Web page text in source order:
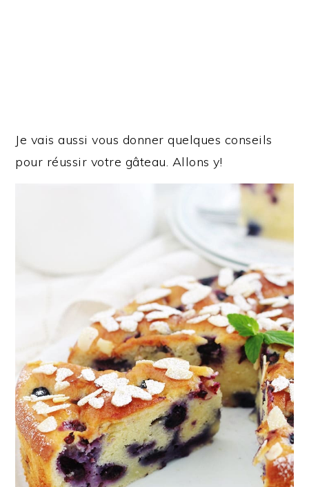
Je vais aussi vous donner quelques conseils
pour réussir votre gâteau. Allons y!